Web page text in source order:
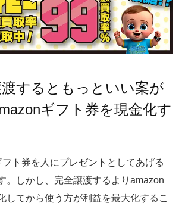
渡するともっといい案が
ギフト券を現金化す
ト券を人にプレゼントとしてあげる
。しかし、完全譲渡するよりamazon
してから使う方が利益を最大化するこ